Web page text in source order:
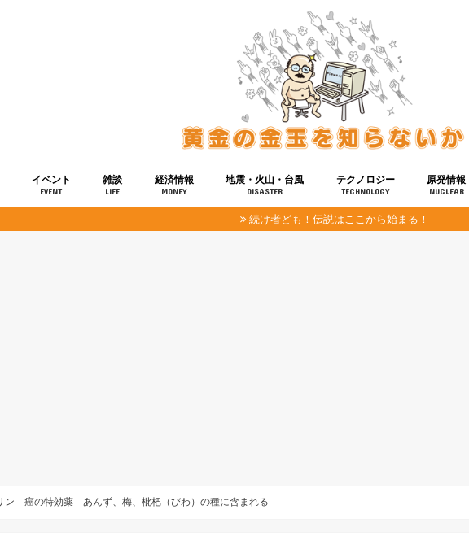
イベント
EVENT
雑談
LIFE
経済情報
MONEY
地震・火山・台風
DISASTER
テクノロジー
TECHNOLOGY
健康
宇宙
原発情報
NUCLEAR
続け者ども！伝説はここから始まる！
ン 癌の特効薬 あんず、梅、枇杷（びわ）の種に含まれる